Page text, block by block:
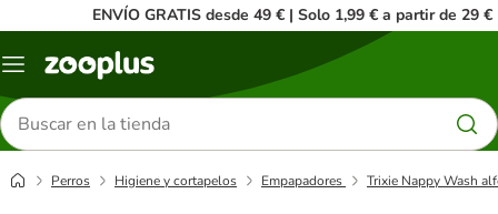
ENVÍO GRATIS desde 49 € | Solo 1,99 € a partir de 29 €
Menú
Buscar
productos
Perros Higiene y cortapelos Empapadores Trixie Nappy Wash